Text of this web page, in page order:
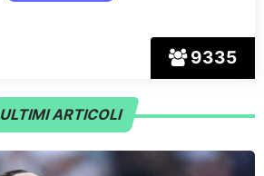
9335
ULTIMI ARTICOLI